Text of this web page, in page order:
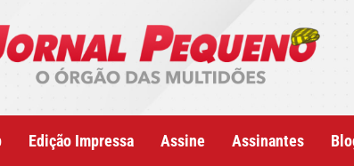
Edição Impressa Assine Assinantes